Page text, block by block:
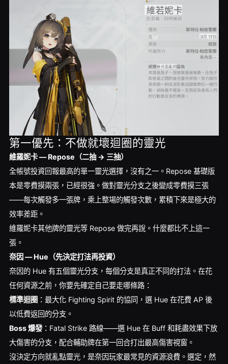
第一優先：不做就壞迴圈的靈光
維羅妮卡 — Repose（二抽 → 三抽）
全帳號投資回報最高的單一靈光選擇，沒有之一。Repose 基礎版
本是零費摸兩張，已經很強。做對靈光分支之後變成零費摸三張
——每次觸發多一張牌，乘上整場的觸發次數，累積下來是極大的
效率差距。
維羅妮卡其他牌的靈光等 Repose 做完再說。什麼都比不上這一
張。
奈因 — Hue（先決定打法再投資）
奈因的 Hue 有五個靈光分支，每個分支是真正不同的打法。在花
任何資源之前，你要先確定自己要走哪條路：
標準迴圈 ：最大化 Fighting Spirit 的協同，選 Hue 在花費 AP 後
以低費返回的分支。
Boss 爆發：Fatal Strike 路線——選 Hue 在 Buff 和耗盡效果下放
大傷害的分支，配合輔助牌在第一回合打出最高傷害視窗。
沒決定方向就亂點靈光，是奈因玩家最常見的資源浪費。選定，然